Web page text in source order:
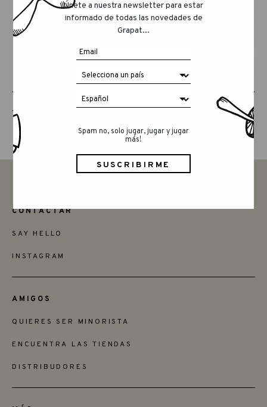
THE ANIMAL CREW
Únete a nuestra newsletter para estar
informado de todas las novedades de
Grapat...
Spam no, solo jugar, jugar y jugar
más!
CONTACTAR
SAY HELLO
INSTAGRAM
AMIGOS
QUIERES SER MINORISTA
ENCUENTRA LAS TIENDAS
DISTRIBUDORES